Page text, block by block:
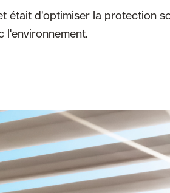
était d'optimiser la protection
l'environnement.